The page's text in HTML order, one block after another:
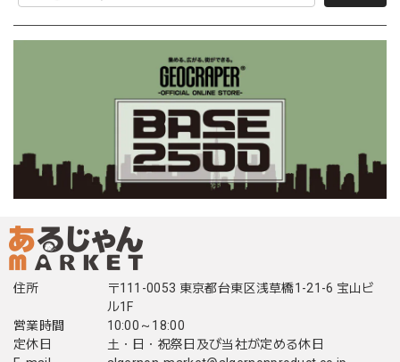
住所
〒111-0053 東京都台東区浅草橋1-21-6 宝山ビ
ル1F
営業時間
10:00～18:00
定休日
土・日・祝祭日及び当社が定める休日